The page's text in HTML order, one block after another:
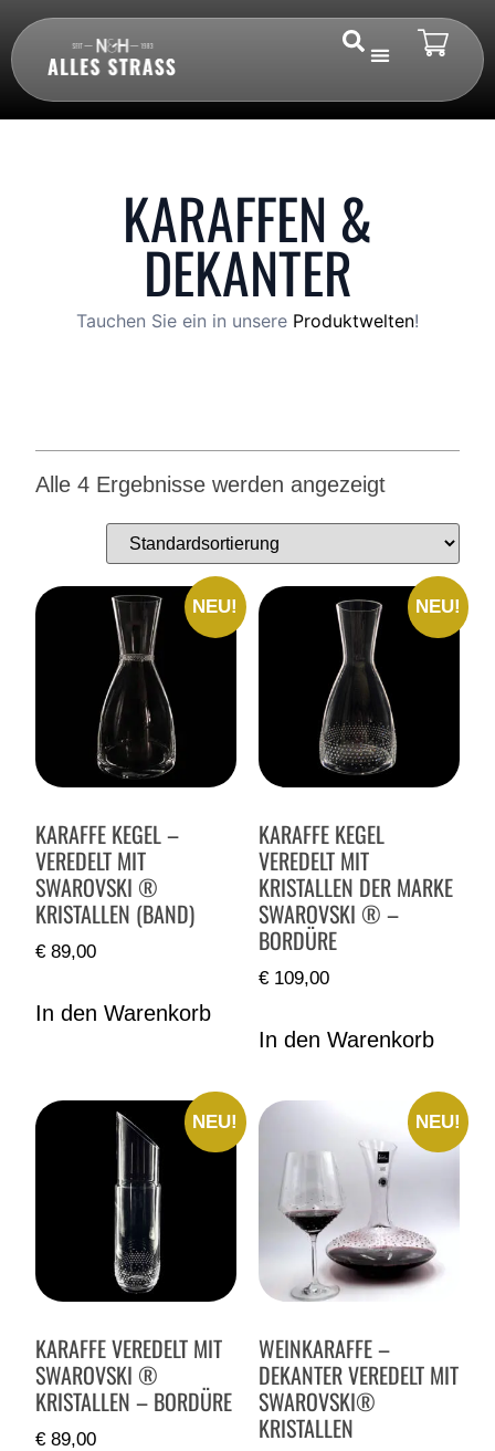
KARAFFEN &
DEKANTER
Tauchen Sie ein in unsere Produktwelten!
Alle 4 Ergebnisse werden angezeigt
NEU!
KARAFFE KEGEL –
VEREDELT MIT
SWAROVSKI ®
KRISTALLEN (BAND)
€ 89,00
In den Warenkorb
NEU!
KARAFFE KEGEL
VEREDELT MIT
KRISTALLEN DER MARKE
SWAROVSKI ® –
BORDÜRE
€ 109,00
In den Warenkorb
NEU!
KARAFFE VEREDELT MIT
SWAROVSKI ®
KRISTALLEN – BORDÜRE
€ 89,00
NEU!
WEINKARAFFE –
DEKANTER VEREDELT MIT
SWAROVSKI®
KRISTALLEN